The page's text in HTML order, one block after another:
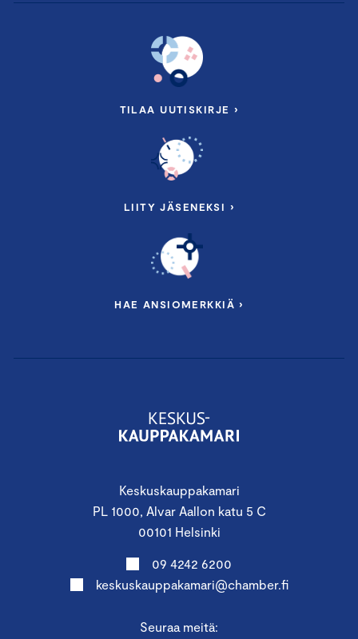
Keskuskauppakamari
PL 1000, Alvar Aallon katu 5 C
00101 Helsinki
09 4242 6200
keskuskauppakamari@chamber.fi
Seuraa meitä:
TILAA UUTISKIRJE ›
LIITY JÄSENEKSI ›
HAE ANSIOMERKKIÄ ›